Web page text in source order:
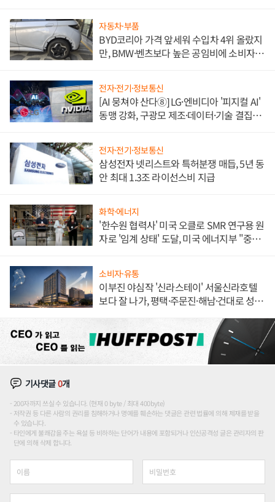
자동차·부품
BYD코리아 가격 앞세워 수입차 4위 올랐지
만, BMW·벤츠보다 높은 공임비에 소비자
전자·전기·정보통신
[AI 뭉쳐야 산다⑧] LG·엔비디아 '피지컬 AI'
동맹 강화, 구광모 제조·데이터·기술 결집
전자·전기·정보통신
삼성전자 넷리스트와 특허분쟁 매듭, 5년 동
안 최대 1.3조 라이선스비 지급
화학·에너지
'한수원 협력사' 미국 오클로 SMR 연구용 원
자로 '임계 상태' 도달, 미국 에너지부 "중요
소비자·유통
이부진 야심작 '신라스테이' 서울신라호텔
보다 잘 나가, 평택·주문진·해남·건대로 성
기사댓글0개
200자까지 쓰실 수 있습니다. (현재 0 byte / 최대 400byte)
저작권 등 다른 사람의 권리를 침해하거나 명예를 훼손하는 댓글은 관련 법률에 의해 제재를 받을
수 있습니다.
타인에게 불쾌감을 주는 욕설 등 비하하는 단어가 내용에 포함되거나 인신공격성 글은 관리자의 판
단에 의해 삭제 합니다.